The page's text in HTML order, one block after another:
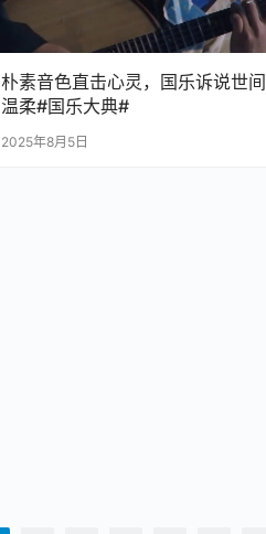
朴素音色直击心灵，国乐诉说世间
温柔#国乐大典#
2025年8月5日